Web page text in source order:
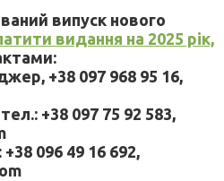
випуск нового
видання на 2025 рік,
+38 097 968 95 16,
+38 097 75 92 583,
096 49 16 692,